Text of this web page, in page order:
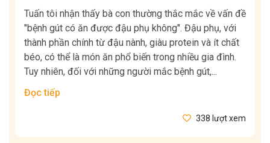
Tuấn tôi nhận thấy bà con thường thắc mắc về vấn đề
"bệnh gút có ăn được đậu phụ không". Đậu phụ, với
thành phần chính từ đậu nành, giàu protein và ít chất
béo, có thể là món ăn phổ biến trong nhiều gia đình.
Tuy nhiên, đối với những người mắc bệnh gút,...
Đọc tiếp
338 lượt xem